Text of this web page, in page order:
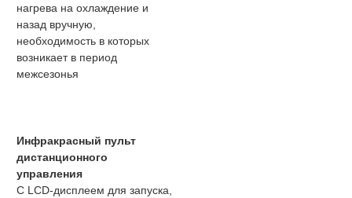
нагрева на охлаждение и
назад вручную,
необходимость в которых
возникает в период
межсезонья
Инфракрасный пульт
дистанционного
управления
С LCD-дисплеем для запуска,